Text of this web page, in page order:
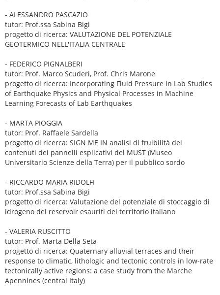
- ALESSANDRO PASCAZIO
tutor: Prof.ssa Sabina Bigi
progetto di ricerca: VALUTAZIONE DEL POTENZIALE
GEOTERMICO NELL'ITALIA CENTRALE
- FEDERICO PIGNALBERI
tutor: Prof. Marco Scuderi, Prof. Chris Marone
progetto di ricerca: Incorporating Fluid Pressure in Lab Studies
of Earthquake Physics and Physical Processes in Machine
Learning Forecasts of Lab Earthquakes
- MARTA PIOGGIA
tutor: Prof. Raffaele Sardella
progetto di ricerca: SIGN ME IN analisi di fruibilità dei
contenuti dei pannelli esplicativi del MUST (Museo
Universitario Scienze della Terra) per il pubblico sordo
- RICCARDO MARIA RIDOLFI
tutor: Prof.ssa Sabina Bigi
progetto di ricerca: Valutazione del potenziale di stoccaggio di
idrogeno dei reservoir esauriti del territorio italiano
- VALERIA RUSCITTO
tutor: Prof. Marta Della Seta
progetto di ricerca: Quaternary alluvial terraces and their
response to climatic, lithologic and tectonic controls in low-rate
tectonically active regions: a case study from the Marche
Apennines (central Italy)